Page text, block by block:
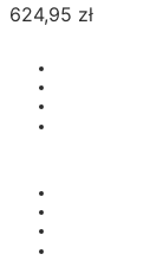
624,95 zł